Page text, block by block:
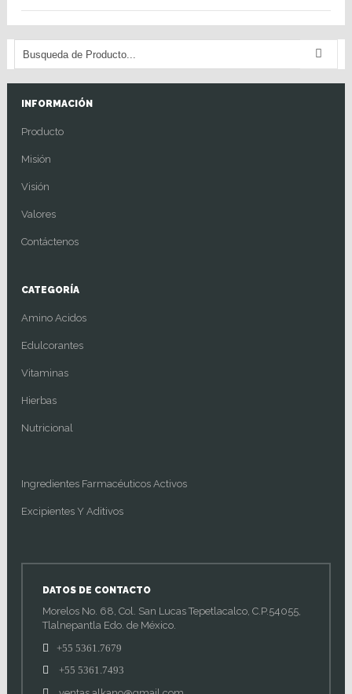
INFORMACIÓN
Producto
Misión
Visión
Valores
Contáctenos
CATEGORÍA
Amino Acidos
Edulcorantes
Vitaminas
Hierbas
Nutricional
Ingredientes Farmacéuticos Activos
Excipientes Y Aditivos
DATOS DE CONTACTO
Morelos No. 68, Col. San Lucas Tepetlacalco, C.P.54055,
Tlalnepantla Edo. de México.
+55 5361.7679
+55 5361.7493